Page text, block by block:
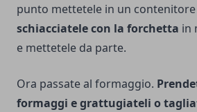
punto mettetele in un
schiacciatele con la forchetta in
e mettetele da parte.
Ora passate al formaggio.
formaggi e grattugiateli o